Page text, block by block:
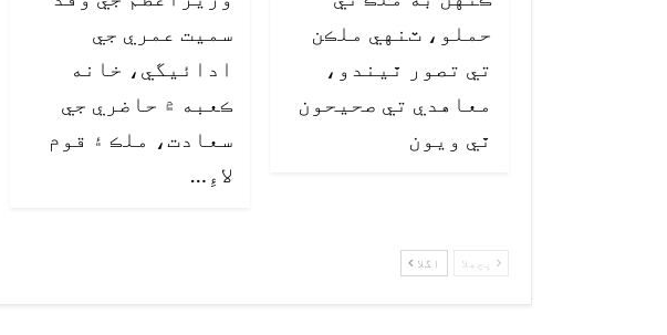
حملو، ٽنهي ملڪن
تي تصور ٿيندو،
معاهدي تي صحيحون
ٿي ويون
سميت عمري جي
ادائيگي، خانه
ڪعبه ۾ حاضري جي
سعادت، ملڪ ۽ قوم
لاءِ…
پچھلا اگلا